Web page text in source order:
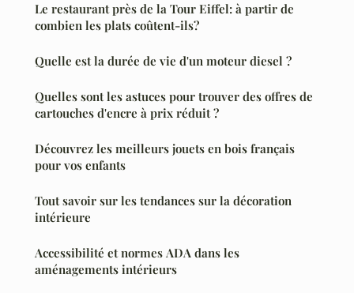
Le restaurant près de la Tour Eiffel: à partir de
combien les plats coûtent-ils?
Quelle est la durée de vie d'un moteur diesel ?
Quelles sont les astuces pour trouver des offres de
cartouches d'encre à prix réduit ?
Découvrez les meilleurs jouets en bois français
pour vos enfants
Tout savoir sur les tendances sur la décoration
intérieure
Accessibilité et normes ADA dans les
aménagements intérieurs